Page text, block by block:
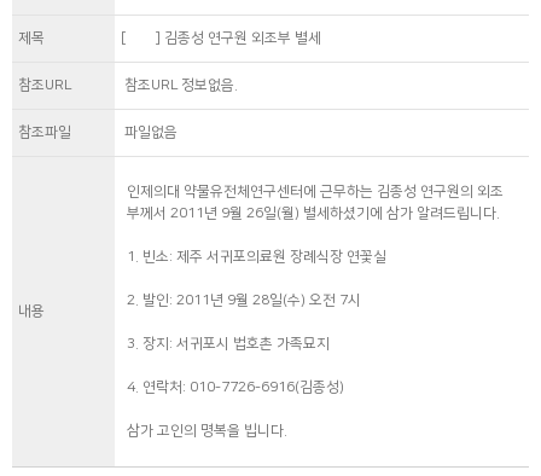
제목 [訃 告] 김종성 연구원 외조부 별세
참조URL 참조URL 정보없음.
참조파일 파일없음
내용
인제의대 약물유전체연구센터에 근무하는 김종성 연구원의 외조
부께서 2011년 9월 26일(월) 별세하셨기에 삼가 알려드립니다.
1. 빈소: 제주 서귀포의료원 장례식장 연꽃실
2. 발인: 2011년 9월 28일(수) 오전 7시
3. 장지: 서귀포시 법호촌 가족묘지
4. 연락처: 010-7726-6916(김종성)
삼가 고인의 명복을 빕니다.